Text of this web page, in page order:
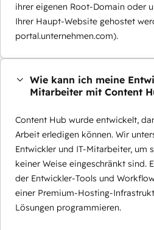
ihrer eigenen Root-Domain oder
Ihrer Haupt-Website gehostet
portal.unternehmen.com).
Wie kann ich meine
Mitarbeiter mit Content
Content Hub wurde entwickelt,
Arbeit erledigen können. Wir
Entwickler und IT-Mitarbeiter, um
keiner Weise eingeschränkt sind.
der Entwickler-Tools und
einer Premium-Hosting-
Lösungen programmieren.